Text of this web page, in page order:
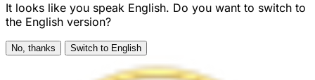
It looks like you speak English. Do you want to switch to
the English version?
No, thanks Switch to English